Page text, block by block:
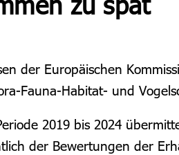
der Europäischen
Fauna-Habitat- und
2019 bis 2024
der Bewertungen der